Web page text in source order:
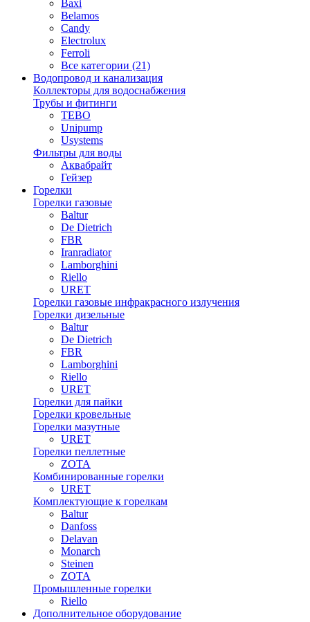
Baxi
Belamos
Candy
Electrolux
Ferroli
Все категории (21)
Водопровод и канализация
Коллекторы для водоснабжения
Трубы и фитинги
TEBO
Unipump
Usystems
Фильтры для воды
Аквабрайт
Гейзер
Горелки
Горелки газовые
Baltur
De Dietrich
FBR
Iranradiator
Lamborghini
Riello
URET
Горелки газовые инфракрасного излучения
Горелки дизельные
Baltur
De Dietrich
FBR
Lamborghini
Riello
URET
Горелки для пайки
Горелки кровельные
Горелки мазутные
URET
Горелки пеллетные
ZOTA
Комбинированные горелки
URET
Комплектующие к горелкам
Baltur
Danfoss
Delavan
Monarch
Steinen
ZOTA
Промышленные горелки
Riello
Дополнительное оборудование